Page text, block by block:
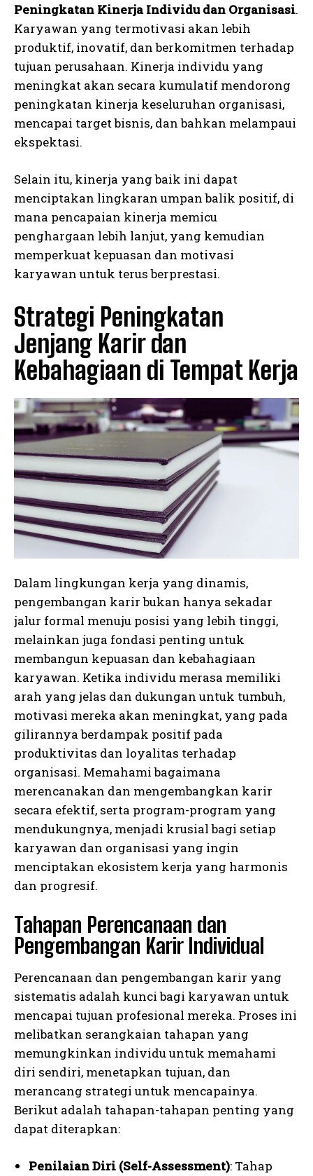
Peningkatan Kinerja Individu dan Organisasi.
Karyawan yang termotivasi akan lebih
produktif, inovatif, dan berkomitmen terhadap
tujuan perusahaan. Kinerja individu yang
meningkat akan secara kumulatif mendorong
peningkatan kinerja keseluruhan organisasi,
mencapai target bisnis, dan bahkan melampaui
ekspektasi.
Selain itu, kinerja yang baik ini dapat
menciptakan lingkaran umpan balik positif, di
mana pencapaian kinerja memicu
penghargaan lebih lanjut, yang kemudian
memperkuat kepuasan dan motivasi
karyawan untuk terus berprestasi.
Strategi Peningkatan
Jenjang Karir dan
Kebahagiaan di Tempat Kerja
Dalam lingkungan kerja yang dinamis,
pengembangan karir bukan hanya sekadar
jalur formal menuju posisi yang lebih tinggi,
melainkan juga fondasi penting untuk
membangun kepuasan dan kebahagiaan
karyawan. Ketika individu merasa memiliki
arah yang jelas dan dukungan untuk tumbuh,
motivasi mereka akan meningkat, yang pada
gilirannya berdampak positif pada
produktivitas dan loyalitas terhadap
organisasi. Memahami bagaimana
merencanakan dan mengembangkan karir
secara efektif, serta program-program yang
mendukungnya, menjadi krusial bagi setiap
karyawan dan organisasi yang ingin
menciptakan ekosistem kerja yang harmonis
dan progresif.
Tahapan Perencanaan dan
Pengembangan Karir Individual
Perencanaan dan pengembangan karir yang
sistematis adalah kunci bagi karyawan untuk
mencapai tujuan profesional mereka. Proses ini
melibatkan serangkaian tahapan yang
memungkinkan individu untuk memahami
diri sendiri, menetapkan tujuan, dan
merancang strategi untuk mencapainya.
Berikut adalah tahapan-tahapan penting yang
dapat diterapkan:
Penilaian Diri (Self-Assessment): Tahap